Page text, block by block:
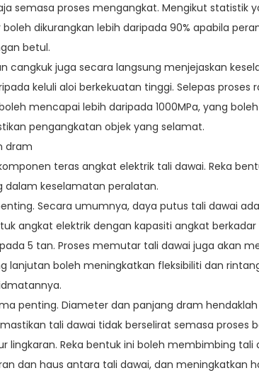
semasa proses mengangkat. Mengikut statistik
dikurangkan lebih daripada 90% apabila
betul.
cangkuk juga secara langsung menjejaskan
keluli aloi berkekuatan tinggi. Selepas proses
mencapai lebih daripada 1000MPa, yang
pengangkatan objek yang selamat.
dram
teras angkat elektrik tali dawai. Reka
keselamatan peralatan.
Secara umumnya, daya putus tali dawai
angkat elektrik dengan kapasiti angkat berkadar
5 tan. Proses memutar tali dawai juga akan
lanjutan boleh meningkatkan fleksibiliti dan
penting. Diameter dan panjang dram
tali dawai tidak berselirat semasa proses
lingkaran. Reka bentuk ini boleh membimbing tali
dan haus antara tali dawai, dan meningkatkan